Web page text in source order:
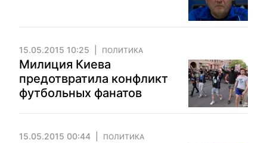
15.05.2015 10:25 ПОЛИТИКА
Милиция Киева
предотвратила конфликт
футбольных фанатов
15.05.2015 00:44 ПОЛИТИКА